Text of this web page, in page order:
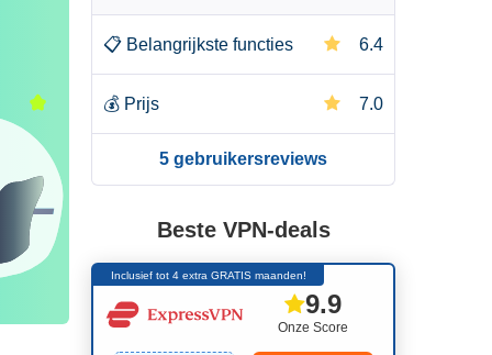
📋 Belangrijkste functies 6.4
💰 Prijs 7.0
5 gebruikersreviews
Beste VPN-deals
Inclusief tot 4 extra GRATIS maanden!
Onze Score
9.9